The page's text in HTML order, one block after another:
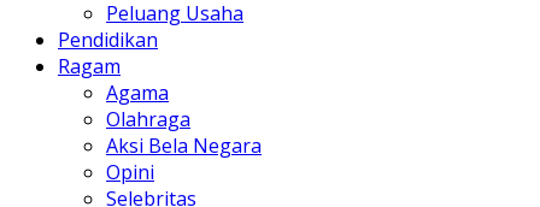
Peluang Usaha
Pendidikan
Ragam
Agama
Olahraga
Aksi Bela Negara
Opini
Selebritas